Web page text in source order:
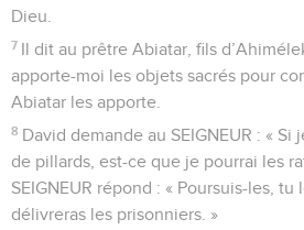
Dieu.
7 Il dit au prêtre Abiatar, fils
apporte-moi les objets sacrés pour
Abiatar les apporte.
8 David demande au SEIGNEUR : «
de pillards, est-ce que je pourrai les
SEIGNEUR répond : « Poursuis-les, tu
délivreras les prisonniers. »